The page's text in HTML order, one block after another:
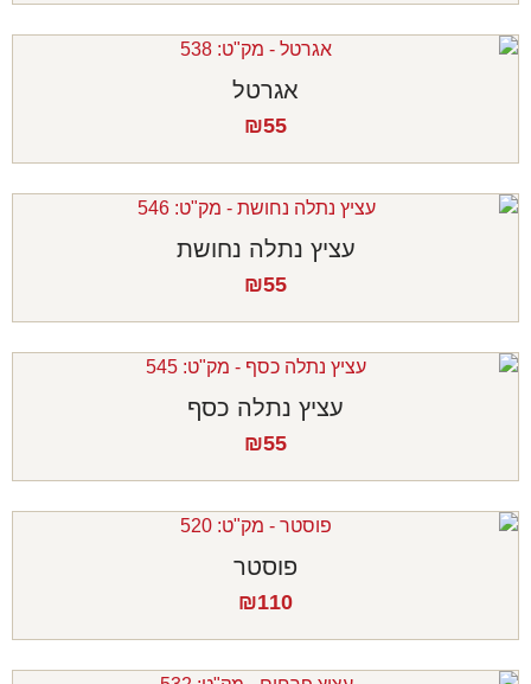
אגרטל
₪55
עציץ נתלה נחושת
₪55
עציץ נתלה כסף
₪55
פוסטר
₪110